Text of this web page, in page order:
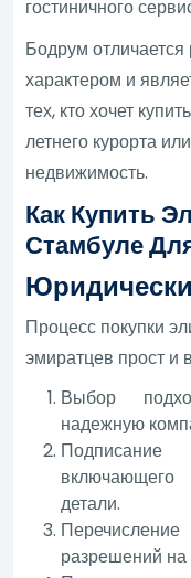
гостиничного
Бодрум
характером и
тех, кто хочет
летнего курорта
недвижимость.
Как Купить
Стамбуле
Процесс покупки
эмиратцев прост и
Выбор
надежную
Подписание
детали.
разрешений на